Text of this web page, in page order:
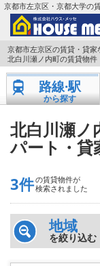
京都市左京区・京都大学の
TOPページ
地図から検索
京都大学＆京都芸
書類DL & 入居者さ
家族で住むなら
一人暮らしの物
京都市左京区の賃貸・貸家
北白川瀬ノ内町の賃貸物件
路線·駅
から探す
北白川瀬ノ
パート・貸
3件の賃貸物件が
検索されました
地域
を絞り込む